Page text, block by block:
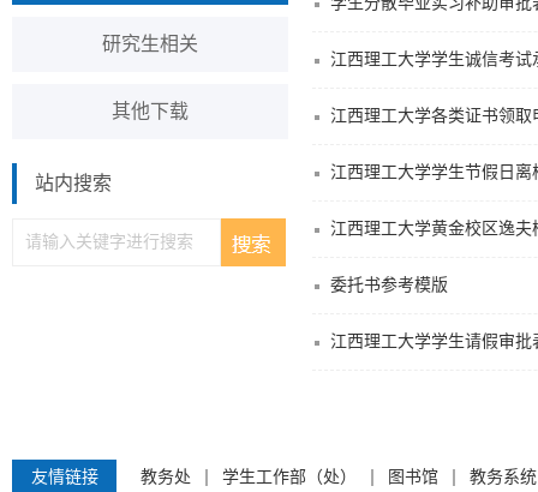
研究生相关
其他下载
站内搜索
江西理工大学学生诚信考试
江西理工大学各类证书领取
江西理工大学学生节假日离
江西理工大学黄金校区逸
委托书参考模版
江西理工大学学生请假审批
友情链接 教务处 学生工作部（处） 图书馆 教务系统